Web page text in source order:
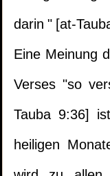
darin " [at-
Eine Meinung
Verses "so
Tauba 9:36]
heiligen